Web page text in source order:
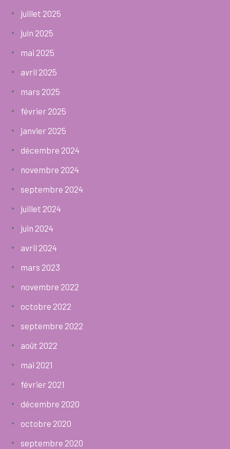
juillet 2025
juin 2025
mai 2025
avril 2025
mars 2025
février 2025
janvier 2025
décembre 2024
novembre 2024
septembre 2024
juillet 2024
juin 2024
avril 2024
mars 2023
novembre 2022
octobre 2022
septembre 2022
août 2022
mai 2021
février 2021
décembre 2020
octobre 2020
septembre 2020